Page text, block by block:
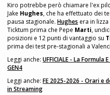
Kiro potrebbe però chiamare l'ex
Jake Hughes, che ha effettuato dei
pausa stagionale. Hughes era in
Ticktum prima che Pepe Marti,
posizioni e 12 punti di vantaggio su
prima dei test pre-stagionali a
Leggi anche: UFFICIALE - La
GEN4
Leggi anche: FE 2025-2026 - Orari e
in Streaming